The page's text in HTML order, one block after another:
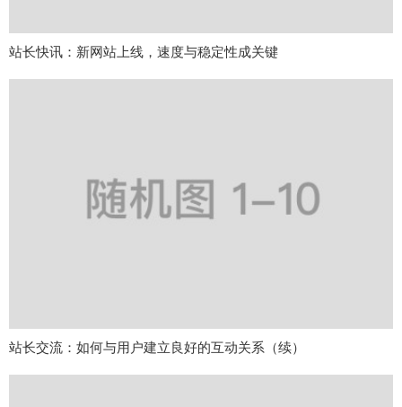
站长快讯：新网站上线，速度与稳定性成关键
站长交流：如何与用户建立良好的互动关系（续）